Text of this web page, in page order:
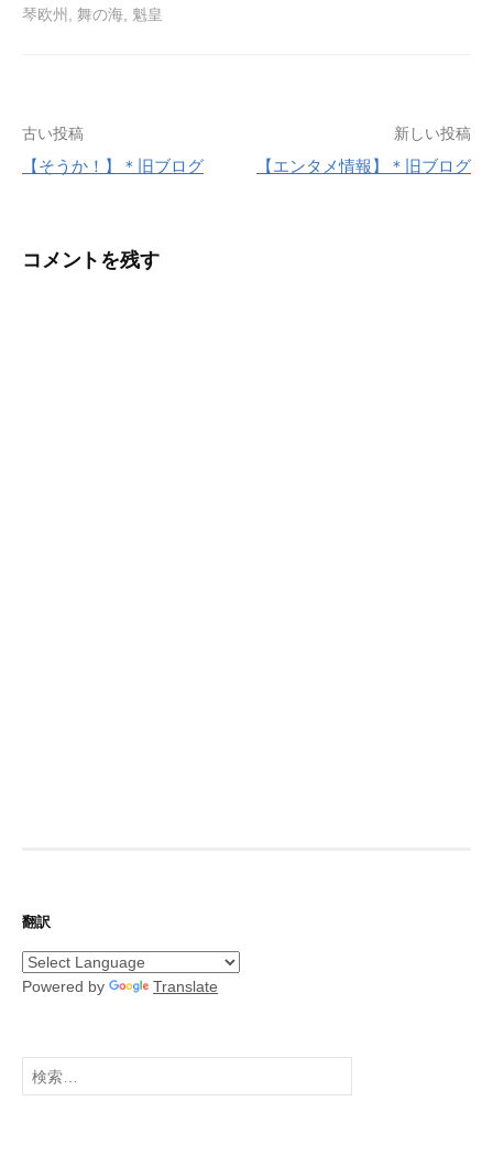
琴欧州 舞の海 魁皇
投
稿
ビ
古い投稿
【そうか！】＊旧ブログ
新しい投稿
【エンタメ情報】＊旧ブログ
コメントを残す
翻訳
Powered by Translate
検
索: